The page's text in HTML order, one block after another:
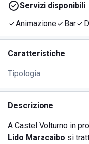
Servizi disponibili
Animazione
Bar
Caratteristiche
Tipologia
Descrizione
A Castel Volturno in
Lido Maracaibo si